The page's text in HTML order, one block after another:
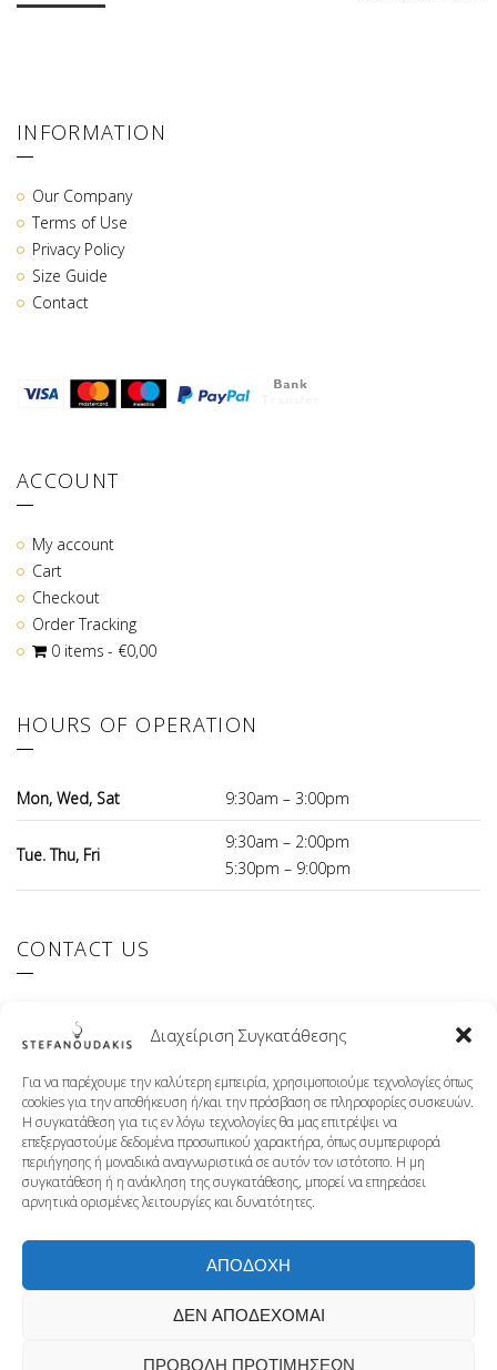
Διαχείριση Συγκατάθεσης
Για να παρέχουμε την καλύτερη εμπειρία, χρησιμοποιούμε τεχνολογίες όπως
cookies για την αποθήκευση ή/και την πρόσβαση σε πληροφορίες συσκευών.
Η συγκατάθεση για τις εν λόγω τεχνολογίες θα μας επιτρέψει να
επεξεργαστούμε δεδομένα προσωπικού χαρακτήρα, όπως συμπεριφορά
περιήγησης ή μοναδικά αναγνωριστικά σε αυτόν τον ιστότοπο. Η μη
συγκατάθεση ή η ανάκληση της συγκατάθεσης, μπορεί να επηρεάσει
αρνητικά ορισμένες λειτουργίες και δυνατότητες.
ΑΠΟΔΟΧΗ
ΔΕΝ ΑΠΟΔΕΧΟΜΑΙ
ΠΡΟΒΟΛΗ ΠΡΟΤΙΜΗΣΕΩΝ
INFORMATION
Our Company
Terms of Use
Privacy Policy
Size Guide
Contact
ACCOUNT
My account
Cart
Checkout
Order Tracking
0 items
€0,00
HOURS OF OPERATION
Mon, Wed, Sat 9:30am – 3:00pm
Tue. Thu, Fri
9:30am – 2:00pm
5:30pm – 9:00pm
CONTACT US
+30 210 9941107
info@stefanoudakis.gr
TISSOT AUTHORISED RETAILER